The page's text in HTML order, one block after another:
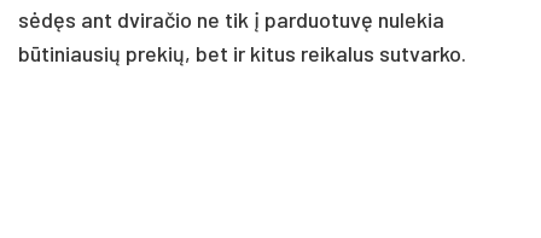
sėdęs ant dviračio ne tik į parduotuvę nulekia
būtiniausių prekių, bet ir kitus reikalus sutvarko.